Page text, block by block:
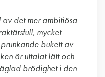
av det mer ambitiösa
mycket
bukett av
är uttalat lätt och
brödighet i den